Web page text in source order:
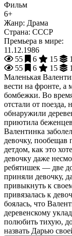
Фильм
6+
Жанр: Драма
Страна: СССР
Премьера в мире:
11.12.1986
55
6 15 1
55
6 15 1
Маленькая
вести на фронте, а
бомбежки. Во
отстали от поезда,
обнаружили
приютила
Валентинка
девочку, пообещав
детдом, как это
девочку даже
ребятишек — две
приняли девочку,
привыкнуть к
привязалась к
боялась, что
деревенскому
полюбить тихую,
назвать Дарью